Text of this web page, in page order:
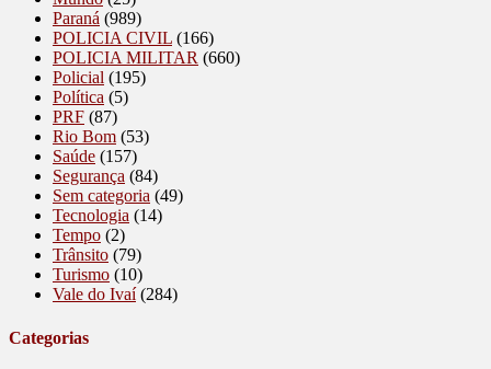
Paraná (989)
POLICIA CIVIL (166)
POLICIA MILITAR (660)
Policial (195)
Política (5)
PRF (87)
Rio Bom (53)
Saúde (157)
Segurança (84)
Sem categoria (49)
Tecnologia (14)
Tempo (2)
Trânsito (79)
Turismo (10)
Vale do Ivaí(284)
Categorias